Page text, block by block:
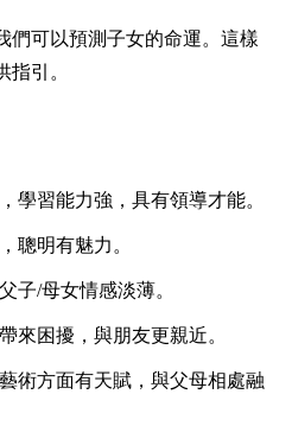
們可以預測子女的命運。這樣
引。
學習能力強，具有領導才能。
聰明有魅力。
子/母女情感淡薄。
來困擾，與朋友更親近。
術方面有天賦，與父母相處融